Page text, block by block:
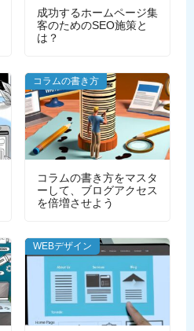
成功するホームページ集
客のためのSEO施策と
は？
コラムの書き方
コラムの書き方をマスタ
ーして、ブログアクセス
を倍増させよう
WEBデザイン